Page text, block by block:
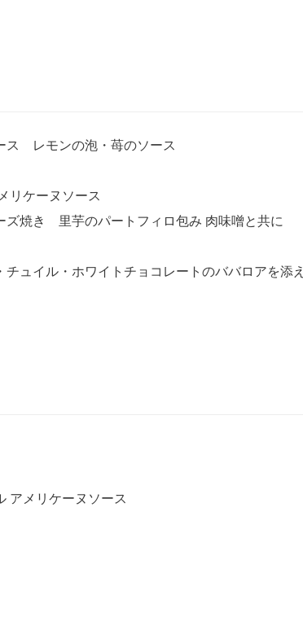
ス レモンの泡・苺のソース
リケーヌソース
ズ焼き 里芋のパートフィロ包み 肉味噌と共に
ュイル・ホワイトチョコレートのババロアを添え
アメリケーヌソース